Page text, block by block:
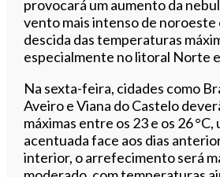
provocará um aumento da
vento mais intenso de noroeste
descida das temperaturas
especialmente no litoral Norte
Na sexta-feira, cidades como
Aveiro e Viana do Castelo
máximas entre os 23 e os 26 °C,
acentuada face aos dias
interior, o arrefecimento será